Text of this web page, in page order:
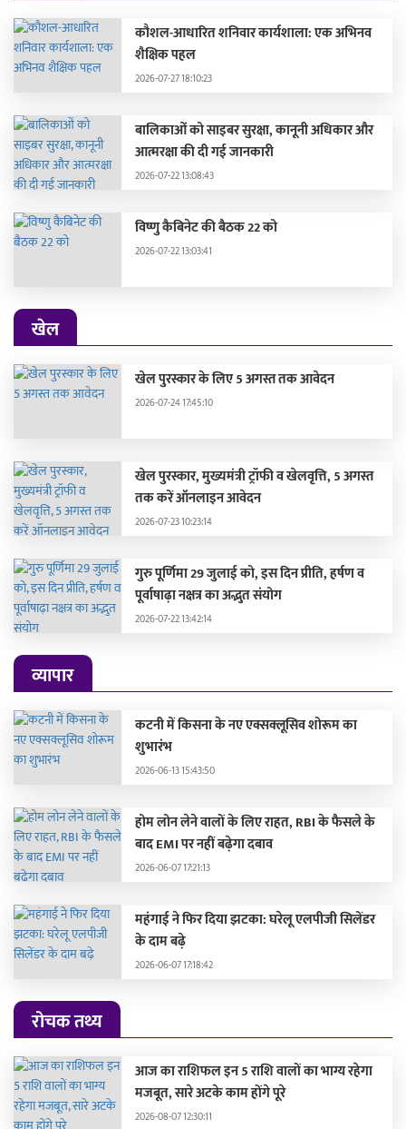
कौशल-आधारित शनिवार कार्यशाला: एक अभिनव
शैक्षिक पहल
2026-07-27 18:10:23
बालिकाओं को साइबर सुरक्षा, कानूनी अधिकार और
आत्मरक्षा की दी गई जानकारी
2026-07-22 13:08:43
विष्णु कैबिनेट की बैठक 22 को
2026-07-22 13:03:41
खेल
खेल पुरस्कार के लिए 5 अगस्त तक आवेदन
2026-07-24 17:45:10
खेल पुरस्कार, मुख्यमंत्री ट्रॉफी व खेलवृत्ति, 5 अगस्त
तक करें ऑनलाइन आवेदन
2026-07-23 10:23:14
गुरु पूर्णिमा 29 जुलाई को, इस दिन प्रीति, हर्षण व
पूर्वाषाढ़ा नक्षत्र का अद्भुत संयोग
2026-07-22 13:42:14
व्यापार
कटनी में किसना के नए एक्सक्लूसिव शोरूम का
शुभारंभ
2026-06-13 15:43:50
होम लोन लेने वालों के लिए राहत, RBI के फैसले के
बाद EMI पर नहीं बढ़ेगा दबाव
2026-06-07 17:21:13
महंगाई ने फिर दिया झटका: घरेलू एलपीजी सिलेंडर
के दाम बढ़े
2026-06-07 17:18:42
रोचक तथ्य
आज का राशिफल इन 5 राशि वालों का भाग्य रहेगा
मजबूत, सारे अटके काम होंगे पूरे
2026-08-07 12:30:11